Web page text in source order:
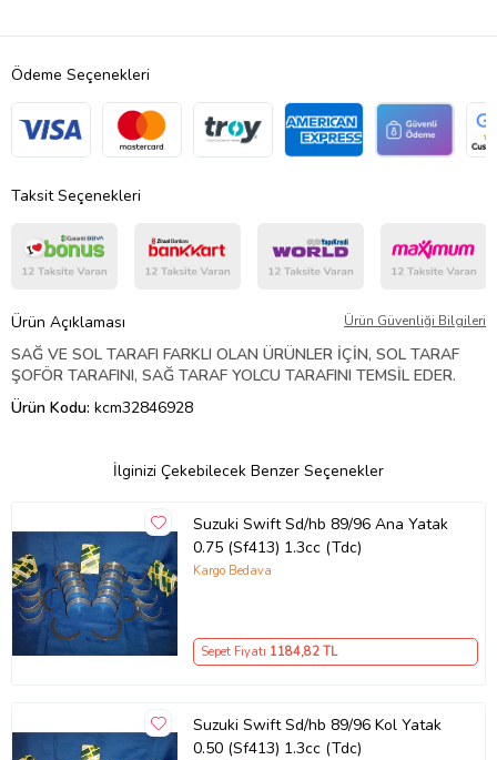
Ödeme Seçenekleri
Taksit Seçenekleri
Ürün Açıklaması Ürün Güvenliği Bilgileri
SAĞ VE SOL TARAFI FARKLI OLAN ÜRÜNLER İÇİN, SOL TARAF
ŞOFÖR TARAFINI, SAĞ TARAF YOLCU TARAFINI TEMSİL EDER.
Ürün Kodu: kcm32846928
İlginizi Çekebilecek Benzer Seçenekler
Suzuki Swift Sd/hb 89/96 Ana Yatak
0.75 (Sf413) 1.3cc (Tdc)
Kargo Bedava
Sepet Fiyatı 1184,82 TL
Suzuki Swift Sd/hb 89/96 Kol Yatak
0.50 (Sf413) 1.3cc (Tdc)